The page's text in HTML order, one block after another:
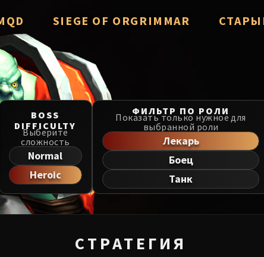
Undreamt God
SIEGE OF ORGRIMMAR
Immerseus
Fallen Protectors
Norushen
Sha of Pride
Galakras
Iron Juggernaut
Kor'kron Dark Shaman
Malkorok
MSV /
Dragon
BOSS
DIFFICULTY
Выберите
сложность
Normal
Heroic
ФИЛЬТР ПО РОЛИ
Показать только нужное для
выбранной роли
Лекарь
Боец
Танк
СТРАТЕГИЯ